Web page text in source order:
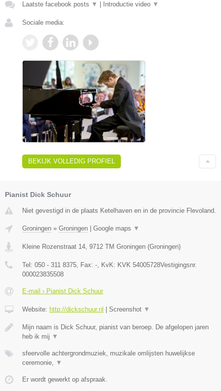
Laatste facebook posts ▼ Introductie video ▼
Sociale media:
BEKIJK VOLLEDIG PROFIEL
Pianist Dick Schuur
Niet gevestigd in de plaats Ketelhaven en in de provincie Flevoland.
Groningen » Groningen Google maps ▼
Kleine Rozenstraat 14, 9712 TM Groningen (Groningen)
Tel: 050 - 311 8375, Fax: -, KvK: KVK 54005728Vestigingsnr.
000023835508
E-mail › Pianist Dick Schuur
Website: http://dickschuur.nl Screenshot ▼
Mijn naam is Dick Schuur, pianist van beroep. De afgelopen jaren
heb ik mij ▼
sfeervolle achtergrondmuziek, muzikale omlijsten huwelijkse
ceremonie, ▼
Er wordt gewerkt op afspraak.